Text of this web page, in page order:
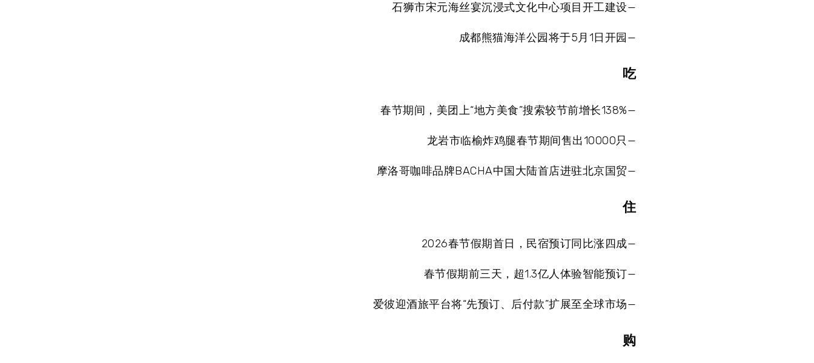
石狮市宋元海丝宴沉浸式文化中心项目开工建设—
成都熊猫海洋公园将于5月1日开园—
吃
春节期间，美团上“地方美食”搜索较节前增长138%—
龙岩市临榆炸鸡腿春节期间售出10000只—
摩洛哥咖啡品牌BACHA中国大陆首店进驻北京国贸—
住
2026春节假期首日，民宿预订同比涨四成—
春节假期前三天，超1.3亿人体验智能预订—
爱彼迎酒旅平台将“先预订、后付款”扩展至全球市场—
购